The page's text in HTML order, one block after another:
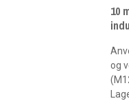
10
og